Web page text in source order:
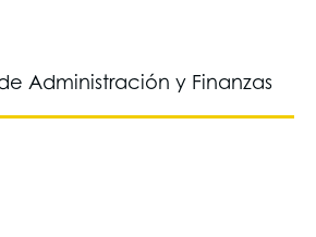
Administración y Finanzas